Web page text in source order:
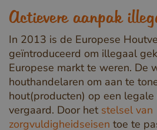
Actievere aanpak
In 2013 is de Europese
geïntroduceerd om illegaal
Europese markt te weren. De
houthandelaren om aan te
hout(producten) op een
vergaard. Door het stelsel van
zorgvuldigheidseisen toe te